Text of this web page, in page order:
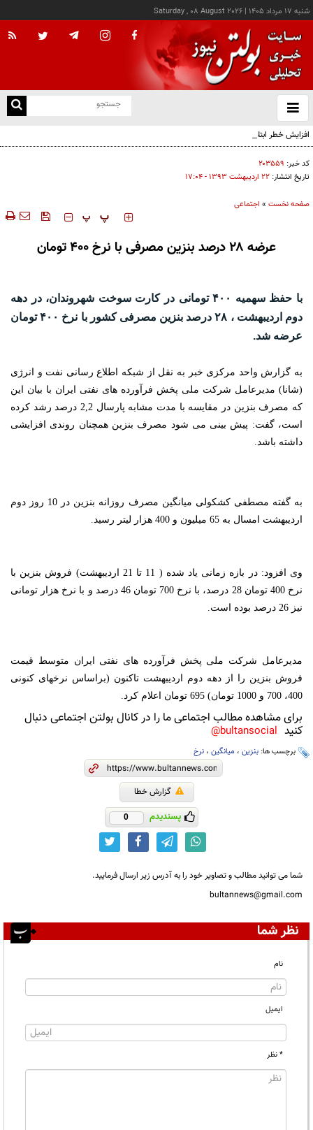
شنبه ۱۷ مرداد ۱۴۰۵ |
Saturday , 08 August 2026
باز
و
افزایش خطر ابتلا به سرطان مری با نوشیدن چای بالاتر از دمای ۶۵ درجه
کد خبر: ۲۰۳۵۵۹
تاریخ انتشار: ۲۲ ارديبهشت ۱۳۹۳ - ۱۷:۰۴
صفحه نخست » اجتماعی
‍‍‍ پ پ
عرضه ۲۸ درصد بنزین مصرفی با نرخ ۴۰۰ تومان
با حفظ سهمیه ۴۰۰ تومانی در کارت سوخت شهروندان، در دهه
دوم اردیبهشت ، ۲۸ درصد بنزین مصرفی کشور با نرخ ۴۰۰ تومان
عرضه شد.
به گزارش واحد مرکزی خبر به نقل از شبکه اطلاع رسانی نفت و انرژی
(شانا) مدیرعامل شرکت ملی پخش فرآورده های نفتی ایران با بیان این
که مصرف بنزین در مقایسه با مدت مشابه پارسال 2,2 درصد رشد کرده
است، گفت: پیش بینی می شود مصرف بنزین همچنان روندی افزایشی
داشته باشد.
به گفته مصطفی کشکولی میانگین مصرف روزانه بنزین در 10 روز دوم
اردیبهشت امسال به 65 میلیون و 400 هزار لیتر رسید.
وی افزود: در بازه زمانی یاد شده ( 11 تا 21 اردیبهشت) فروش بنزین با
نرخ 400 تومان 28 درصد، با نرخ 700 تومان 46 درصد و با نرخ هزار تومانی
نیز 26 درصد بوده است.
مدیرعامل شرکت ملی پخش فرآورده های نفتی ایران متوسط قیمت
فروش بنزین را از دهه دوم اردیبهشت تاکنون (براساس نرخهای کنونی
400، 700 و 1000 تومان) 695 تومان اعلام کرد.
برای مشاهده مطالب اجتماعی ما را در کانال بولتن اجتماعی دنبال
کنید bultansocial@
برچسب ها: بنزین ، میانگین ، نرخ
گزارش خطا
پسندیدم 0
شما می توانید مطالب و تصاویر خود را به آدرس زیر ارسال فرمایید.
bultannews@gmail.com
نظر شما
نام
ایمیل
* نظر